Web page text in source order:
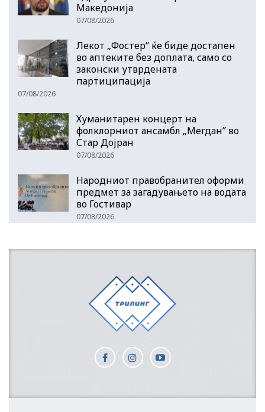
Македонија
07/08/2026
Лекот „Фостер“ ќе биде достапен
во аптеките без доплата, само со
законски утврдената
партиципација
07/08/2026
Хуманитарен концерт на
фолклорниот ансамбл „Мегдан” во
Стар Дојран
07/08/2026
Народниот правобранител оформи
предмет за загадувањето на водата
во Гостивар
07/08/2026